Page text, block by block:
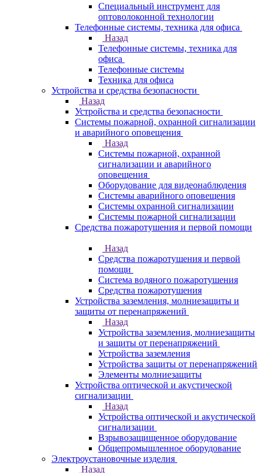
Специальный инструмент для
оптоволоконной технологии
Телефонные системы, техника для офиса
Назад
Телефонные системы, техника для
офиса
Телефонные системы
Техника для офиса
Устройства и средства безопасности
Назад
Устройства и средства безопасности
Системы пожарной, охранной сигнализации
и аварийного оповещения
Назад
Системы пожарной, охранной
сигнализации и аварийного
оповещения
Оборудование для видеонаблюдения
Системы аварийного оповещения
Системы охранной сигнализации
Системы пожарной сигнализации
Средства пожаротушения и первой помощи
Назад
Средства пожаротушения и первой
помощи
Система водяного пожаротушения
Средства пожаротушения
Устройства заземления, молниезащиты и
защиты от перенапряжений
Назад
Устройства заземления, молниезащиты
и защиты от перенапряжений
Устройства заземления
Устройства защиты от перенапряжений
Элементы молниезащиты
Устройства оптической и акустической
сигнализации
Назад
Устройства оптической и акустической
сигнализации
Взрывозащищенное оборудование
Общепромышленное оборудование
Электроустановочные изделия
Назад